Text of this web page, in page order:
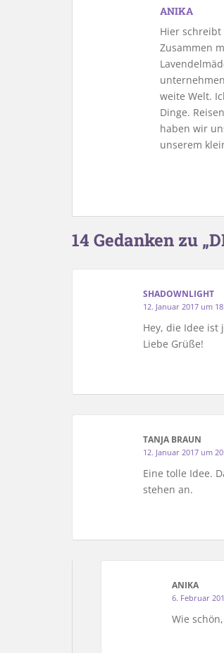
ANIKA
Hier
Zusammen
weite Welt.
Dinge.
haben wir
unserem
14 Gedanken zu
SHADOWNLIGHT
12. Januar 2017 um
Hey, die Idee ist
Liebe Grüße!
TANJA BRAUN
12. Januar 2017 um
Eine tolle Idee.
stehen an.
ANIKA
6. Februar
Wie